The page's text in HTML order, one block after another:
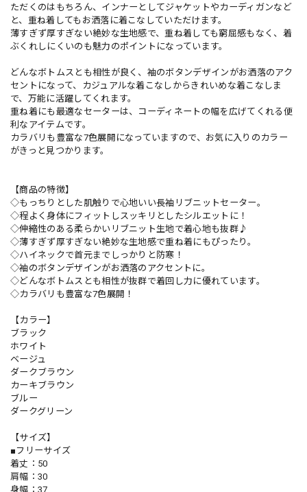
ただくのはもちろん、インナーとしてジャケットやカーディガンなど
と、重ね着してもお洒落に着こなしていただけます。
薄すぎず厚すぎない絶妙な生地感で、重ね着しても窮屈感もなく、着
ぶくれしにくいのも魅力のポイントになっています。
どんなボトムスとも相性が良く、袖のボタンデザインがお洒落のアク
セントになって、カジュアルな着こなしからきれいめな着こなしま
で、万能に活躍してくれます。
重ね着にも最適なセーターは、コーディネートの幅を広げてくれる便
利なアイテムです。
カラバリも豊富な7色展開になっていますので、お気に入りのカラー
がきっと見つかります。
【商品の特徴】
◇もっちりとした肌触りで心地いい長袖リブニットセーター。
◇程よく身体にフィットしスッキリとしたシルエットに！
◇伸縮性のある柔らかいリブニット生地で着心地も抜群♪
◇薄すぎず厚すぎない絶妙な生地感で重ね着にもぴったり。
◇ハイネックで首元までしっかりと防寒！
◇袖のボタンデザインがお洒落のアクセントに。
◇どんなボトムスとも相性が抜群で着回し力に優れています。
◇カラバリも豊富な7色展開！
【カラー】
ブラック
ホワイト
ベージュ
ダークブラウン
カーキブラウン
ブルー
ダークグリーン
【サイズ】
■フリーサイズ
着丈：50
肩幅：30
身幅：37